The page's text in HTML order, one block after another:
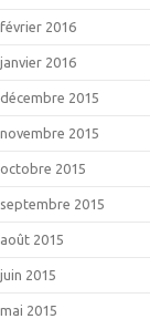
février 2016
janvier 2016
décembre 2015
novembre 2015
octobre 2015
septembre 2015
août 2015
juin 2015
mai 2015